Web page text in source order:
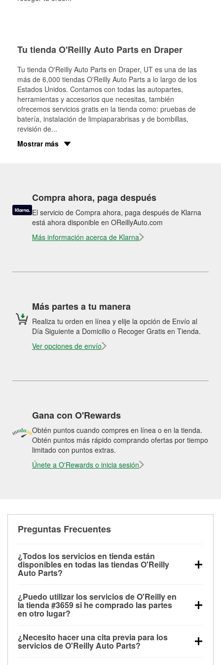
Tu tienda O'Reilly Auto Parts en Draper
Tu tienda O'Reilly Auto Parts en Draper, UT es una de las
más de 6,000 tiendas O'Reilly Auto Parts a lo largo de los
Estados Unidos. Contamos con todas las autopartes,
herramientas y accesorios que necesitas, también
ofrecemos servicios gratis en la tienda como: pruebas de
batería, instalación de limpiaparabrisas y de bombillas,
revisión de...
Mostrar más
Compra ahora, paga después
El servicio de Compra ahora, paga después de Klarna
está ahora disponible en OReillyAuto.com
Más información acerca de Klarna
Más partes a tu manera
Realiza tu orden en línea y elije la opción de Envío al
Día Siguiente a Domicilio o Recoger Gratis en Tienda.
Ver opciones de envío
Gana con O'Rewards
Obtén puntos cuando compres en línea o en la tienda.
Obtén puntos más rápido comprando ofertas por tiempo
limitado con puntos extras.
Únete a O'Rewards o inicia sesión
Preguntas Frecuentes
¿Todos los servicios en tienda están
disponibles en todas las tiendas O'Reilly
Auto Parts?
las pruebas de batería, pruebas de alternador y
motor de arranque, revisión de la luz “Check Engine”
con O'Reilly VeriScan® e instalación de
limpiaparabrisas o bombillas, están disponibles en
todas las tiendas O'Reilly Auto Parts. La tienda
¿Puedo utilizar los servicios de O'Reilly en
la tienda #3659 si he comprado las partes
en otro lugar?
de O'Reilly Auto Parts que estén disponibles en la
tienda #3659 de Draper, UT aunque hayas
¿Necesito hacer una cita previa para los
servicios de O'Reilly Auto Parts?